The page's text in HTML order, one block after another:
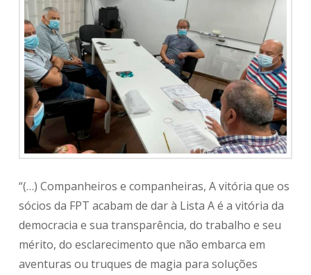
“(…) Companheiros e companheiras, A vitória que os
sócios da FPT acabam de dar à Lista A é a vitória da
democracia e sua transparência, do trabalho e seu
mérito, do esclarecimento que não embarca em
aventuras ou truques de magia para soluções